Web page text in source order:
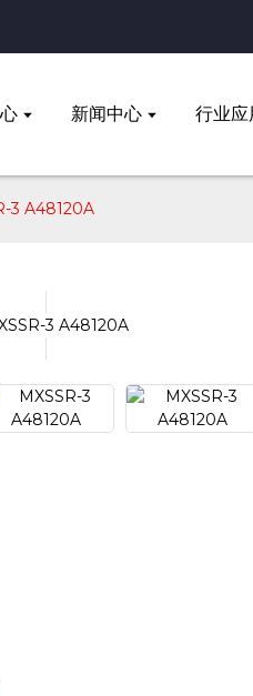
新闻中心 行业应
3 A48120A